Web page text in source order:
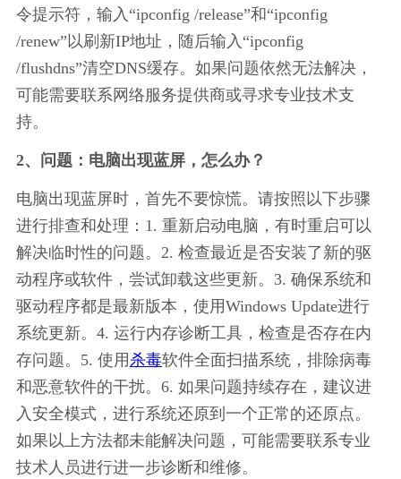
令提示符，输入“ipconfig /release”和“ipconfig
/renew”以刷新IP地址，随后输入“ipconfig
/flushdns”清空DNS缓存。如果问题依然无法解决，
可能需要联系网络服务提供商或寻求专业技术支
持。
2、问题：电脑出现蓝屏，怎么办？
电脑出现蓝屏时，首先不要惊慌。请按照以下步骤
进行排查和处理：1. 重新启动电脑，有时重启可以
解决临时性的问题。2. 检查最近是否安装了新的驱
动程序或软件，尝试卸载这些更新。3. 确保系统和
驱动程序都是最新版本，使用Windows Update进行
系统更新。4. 运行内存诊断工具，检查是否存在内
存问题。5. 使用 杀毒软件全面扫描系统，排除病毒
和恶意软件的干扰。6. 如果问题持续存在，建议进
入安全模式，进行系统还原到一个正常的还原点。
如果以上方法都未能解决问题，可能需要联系专业
技术人员进行进一步诊断和维修。